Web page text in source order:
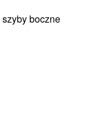
boczne